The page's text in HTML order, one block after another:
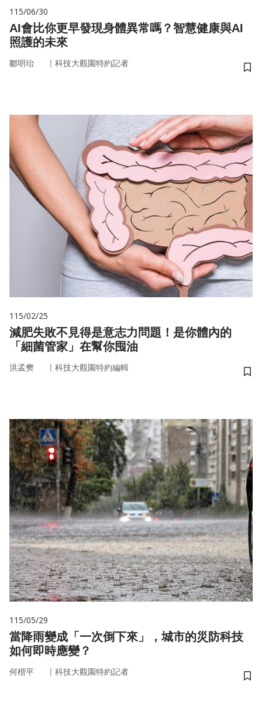
115/06/30
AI會比你更早發現身體異常嗎？智慧健康與AI
照護的未來
鄒明珆 ｜ 科技大觀園特約記者
儲
115/02/25
減肥失敗不見得是意志力問題！是你體內的
「細菌管家」在幫你囤油
洪孟樊 ｜ 科技大觀園特約編輯
儲
115/05/29
當降雨變成「一次倒下來」，城市的災防科技
如何即時應變？
何楷平 ｜ 科技大觀園特約記者
儲